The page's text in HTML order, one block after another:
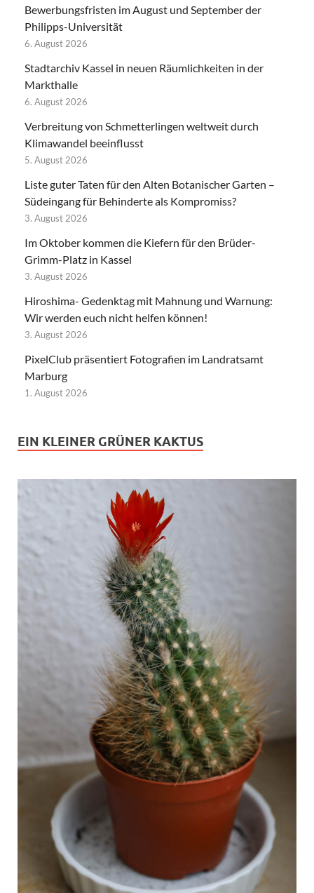
Bewerbungsfristen im August und September der
Philipps-Universität
6. August 2026
Stadtarchiv Kassel in neuen Räumlichkeiten in der
Markthalle
6. August 2026
Verbreitung von Schmetterlingen weltweit durch
Klimawandel beeinflusst
5. August 2026
Liste guter Taten für den Alten Botanischer Garten –
Südeingang für Behinderte als Kompromiss?
3. August 2026
Im Oktober kommen die Kiefern für den Brüder-
Grimm-Platz in Kassel
3. August 2026
Hiroshima- Gedenktag mit Mahnung und Warnung:
Wir werden euch nicht helfen können!
3. August 2026
PixelClub präsentiert Fotografien im Landratsamt
Marburg
1. August 2026
EIN KLEINER GRÜNER KAKTUS